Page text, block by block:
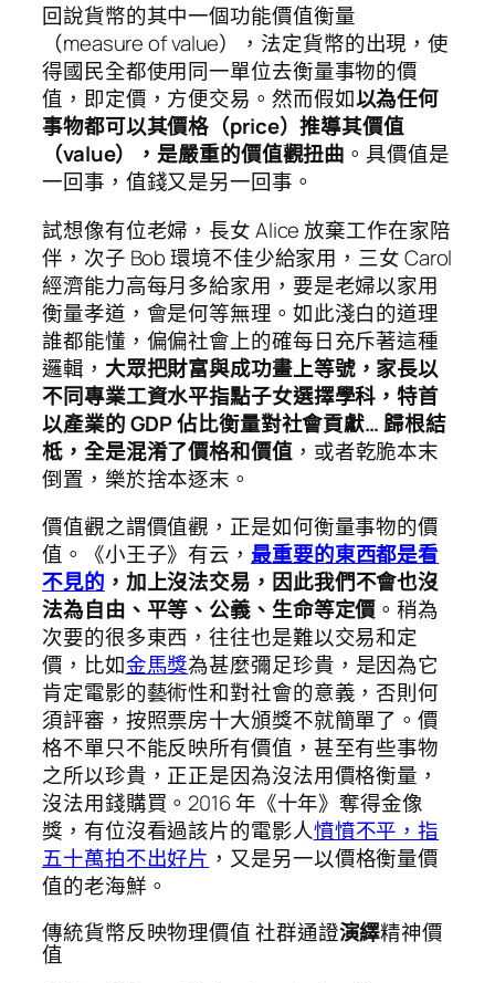
回說貨幣的其中一個功能價值衡量
（measure of value），法定貨幣的出現，使
得國民全都使用同一單位去衡量事物的價
值，即定價，方便交易。然而假如以為任何
事物都可以其價格（price）推導其價值
（value），是嚴重的價值觀扭曲 。具價值是
一回事，值錢又是另一回事。
試想像有位老婦，長女 Alice 放棄工作在家陪
伴，次子 Bob 環境不佳少給家用，三女 Carol
經濟能力高每月多給家用，要是老婦以家用
衡量孝道，會是何等無理。如此淺白的道理
誰都能懂，偏偏社會上的確每日充斥著這種
邏輯， 大眾把財富與成功畫上等號，家長以
不同專業工資水平指點子女選擇學科，特首
以產業的 GDP 佔比衡量對社會貢獻… 歸根結
柢，全是混淆了價格和價值，或者乾脆本末
倒置，樂於捨本逐末。
價值觀之謂價值觀，正是如何衡量事物的價
值。《小王子》有云， 最重要的東西都是看
不見的 ，加上沒法交易，因此我們不會也沒
法為自由、平等、公義、生命等定價 。稍為
次要的很多東西，往往也是難以交易和定
價，比如金馬獎為甚麼彌足珍貴，是因為它
肯定電影的藝術性和對社會的意義，否則何
須評審，按照票房十大頒獎不就簡單了。價
格不單只不能反映所有價值，甚至有些事物
之所以珍貴，正正是因為沒法用價格衡量，
沒法用錢購買。2016 年《十年》奪得金像
獎，有位沒看過該片的電影人憤憤不平，指
五十萬拍不出好片 ，又是另一以價格衡量價
值的老海鮮。
傳統貨幣反映物理價值 社群通證演繹精神價
值